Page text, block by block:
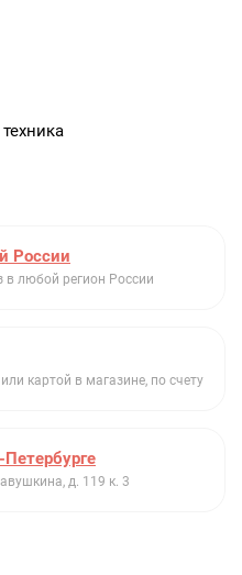
моющих средств
России
любой регион России
картой в магазине, по счету
д. 119 к. 3